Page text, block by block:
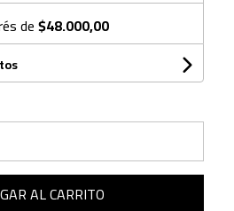
de$48.000,00
AL CARRITO